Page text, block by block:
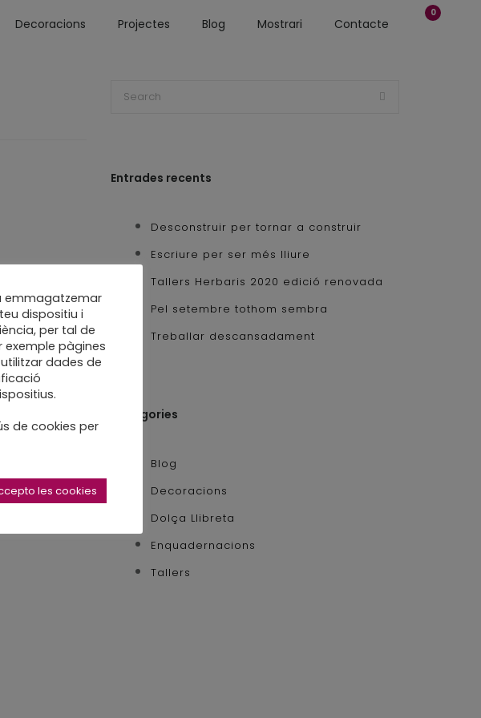
0
Decoracions Projectes Blog Mostrari Contacte
Entrades recents
Desconstruir per tornar a construir
Escriure per ser més lliure
Tallers Herbaris 2020 edició renovada
Pel setembre tothom sembra
Treballar descansadament
Categories
Blog
Decoracions
Dolça Llibreta
Enquadernacions
Tallers
emmagatzemar
dispositiu i
per tal de
pàgines
dades de
de cookies per
les cookies